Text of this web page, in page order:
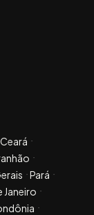
Ceará
Pará
Janeiro